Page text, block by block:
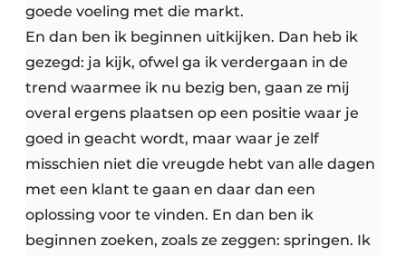
goede voeling met die markt.
En dan ben ik beginnen uitkijken. Dan heb ik
gezegd: ja kijk, ofwel ga ik verdergaan in de
trend waarmee ik nu bezig ben, gaan ze mij
overal ergens plaatsen op een positie waar je
goed in geacht wordt, maar waar je zelf
misschien niet die vreugde hebt van alle dagen
met een klant te gaan en daar dan een
oplossing voor te vinden. En dan ben ik
beginnen zoeken, zoals ze zeggen: springen. Ik